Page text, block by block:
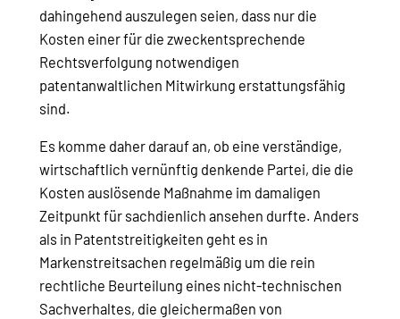
dahingehend auszulegen seien, dass nur die
Kosten einer für die zweckentsprechende
Rechtsverfolgung notwendigen
patentanwaltlichen Mitwirkung erstattungsfähig
sind.
Es komme daher darauf an, ob eine verständige,
wirtschaftlich vernünftig denkende Partei, die die
Kosten auslösende Maßnahme im damaligen
Zeitpunkt für sachdienlich ansehen durfte. Anders
als in Patentstreitigkeiten geht es in
Markenstreitsachen regelmäßig um die rein
rechtliche Beurteilung eines nicht-technischen
Sachverhaltes, die gleichermaßen von